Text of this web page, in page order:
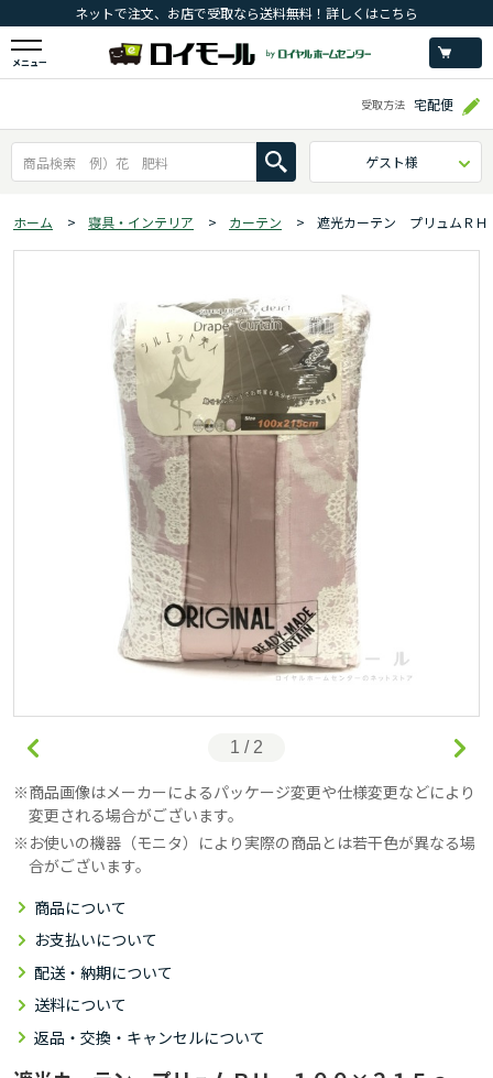
ネットで注文、お店で受取なら送料無料！詳しくはこちら
メニュー
受取方法 宅配便
ゲスト様
ホーム > 寝具・インテリア > カーテン > 遮光カーテン プリュムＲ
1 / 2
商品画像はメーカーによるパッケージ変更や仕様変更などにより
変更される場合がございます。
お使いの機器（モニタ）により実際の商品とは若干色が異なる場
合がございます。
商品について
お支払いについて
配送・納期について
送料について
返品・交換・キャンセルについて